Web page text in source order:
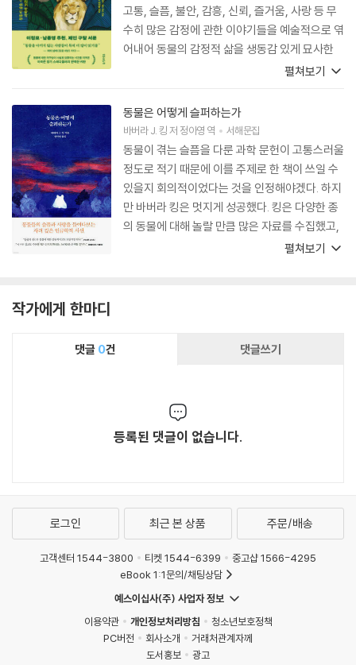
고통, 슬픔, 불안, 감흥, 신뢰, 즐거움, 사랑 등 무
수히 많은 감정에 관한 이야기들을 예술적으로 엮
어내어 동물의 감정적 삶을 생동감 있게 묘사한
다. 이 책을 읽고 나면 당신은 달라져 있을 것이다.
펼쳐보기
동물은 어떻게 슬퍼하는가
바버라 J. 킹저 정아영 역 서해문집
동물이 겪는 슬픔을 다룬 과학 문헌이 고통스러울
정도로 적기 때문에 이를 주제로 한 책이 쓰일 수
있을지 회의적이었다는 것을 인정해야겠다. 하지
만 바버라 킹은 멋지게 성공했다. 킹은 다양한 종
의 동물에 대해 놀랄 만큼 많은 자료를 수집했고,
그것들은 이 책에서 그가 말하고자 하는 바를 뒷
득력 있게 보여준다. 우리의 과학적 이해가 아직
다. 『동물은 어떻게 슬퍼하는가』는 동물을 사랑하
는 사람에게도 과학자에게도 흥미로울 만한 매력
펼쳐보기
작가에게 한마디
댓글 0건 댓글쓰기
등록된 댓글이 없습니다.
로그인 최근 본 상품 주문/배송
고객센터 1544-3800 티켓 1544-6399
중고샵 1566-4295
eBook 1:1문의/채팅상담
예스이십사(주) 사업자 정보
이용약관
개인정보처리방침
청소년보호정책
PC버전
회사소개
거래처관계자께
도서홍보
광고